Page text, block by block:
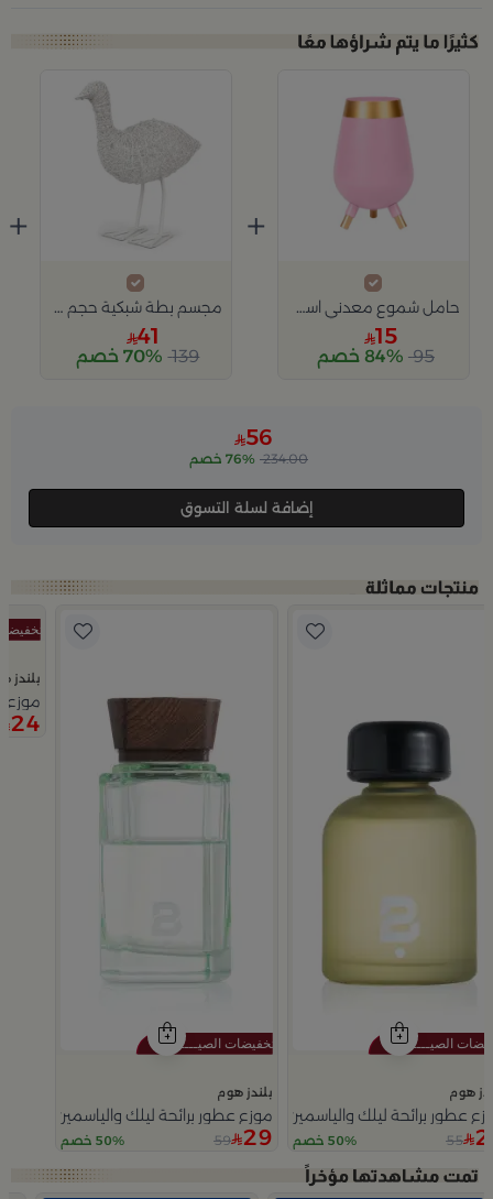
حامل شموع معدني اسطواني حجم كبير لافندر من أزهى
15
95 84% خصم
+
مجسم بطة شبكية حجم متوسط باللون الأبيض من أزهى
41
139 70% خصم
+
56
234.00 76% خصم
إضافة لسلة التسوق
هوم
عطور برائحة ليلك والياسمين 150 مل
55 50% خصم
بلندز هوم
موزع عطور برائحة ليلك والياسمين 200 مل
29
59 50% خصم
بلندز
موزع
24
Slide 1 of 2